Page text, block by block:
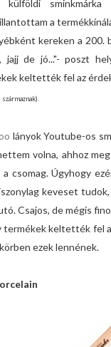
külföldi
a
kereken a 200.
jajj de jó..."- poszt
keltették fel az
származnak).
lányok Youtube-os
volna, ahhoz
csomag. Úgyhogy
keveset
Csajos, de mégis
termékek keltették fel
ezek lennének.